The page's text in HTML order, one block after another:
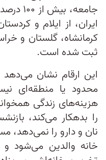
ایران، از ایلام و
کرمانشاه، گلستان و
ثبت شده است.
این ارقام نشان می‌دهد
محدود یا منطقه‌ای
هزینه‌های زندگی
را بدهکار می‌کند،
نان و دارو را نمی‌دهد،
خانه والدین می‌شود